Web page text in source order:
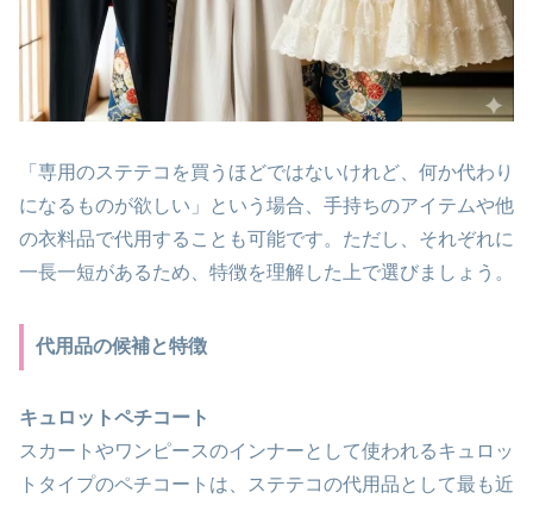
「専用のステテコを買うほどではないけれど、何か代わり
になるものが欲しい」という場合、手持ちのアイテムや他
の衣料品で代用することも可能です。ただし、それぞれに
一長一短があるため、特徴を理解した上で選びましょう。
代用品の候補と特徴
キュロットペチコート
スカートやワンピースのインナーとして使われるキュロッ
トタイプのペチコートは、ステテコの代用品として最も近